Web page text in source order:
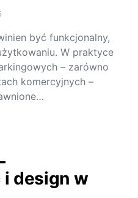
być funkcjonalny,
W praktyce
– zarówno
komercyjnych –
design w